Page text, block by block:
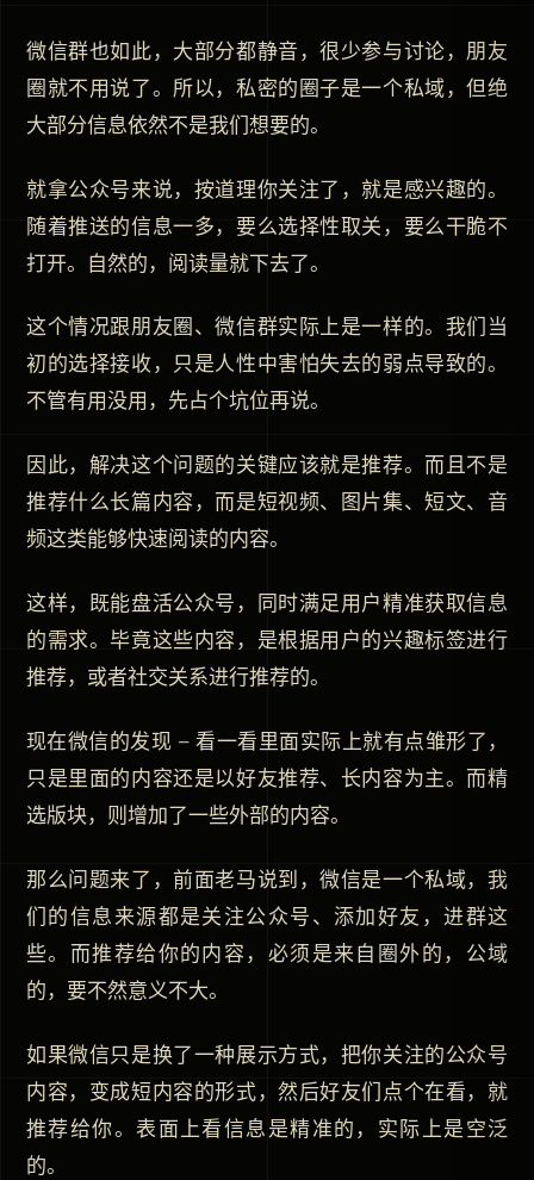
微信群也如此，大部分都静音，很少参与讨论，朋友
圈就不用说了。所以，私密的圈子是一个私域，但绝
大部分信息依然不是我们想要的。
就拿公众号来说，按道理你关注了，就是感兴趣的。
随着推送的信息一多，要么选择性取关，要么干脆不
打开。自然的，阅读量就下去了。
这个情况跟朋友圈、微信群实际上是一样的。我们当
初的选择接收，只是人性中害怕失去的弱点导致的。
不管有用没用，先占个坑位再说。
因此，解决这个问题的关键应该就是推荐。而且不是
推荐什么长篇内容，而是短视频、图片集、短文、音
频这类能够快速阅读的内容。
这样，既能盘活公众号，同时满足用户精准获取信息
的需求。毕竟这些内容，是根据用户的兴趣标签进行
推荐，或者社交关系进行推荐的。
现在微信的发现 – 看一看里面实际上就有点雏形了，
只是里面的内容还是以好友推荐、长内容为主。而精
选版块，则增加了一些外部的内容。
那么问题来了，前面老马说到，微信是一个私域，我
们的信息来源都是关注公众号、添加好友，进群这
些。而推荐给你的内容，必须是来自圈外的，公域
的，要不然意义不大。
如果微信只是换了一种展示方式，把你关注的公众号
内容，变成短内容的形式，然后好友们点个在看，就
推荐给你。表面上看信息是精准的，实际上是空泛
的。